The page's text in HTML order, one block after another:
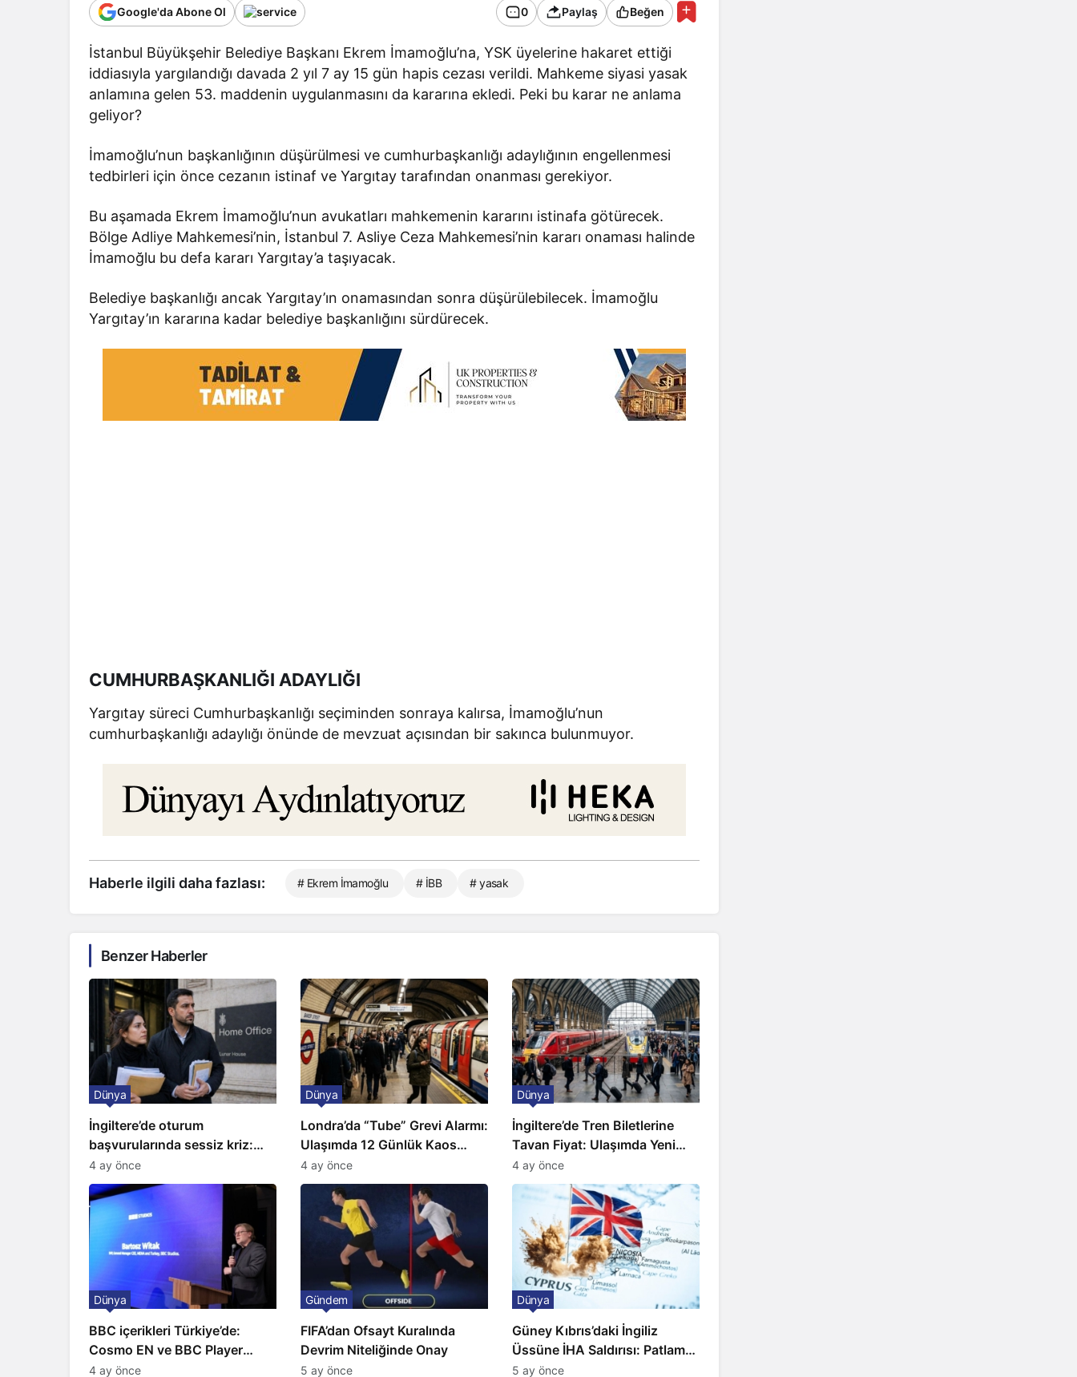
Google'da Abone Ol 0 Paylaş Beğen
İstanbul Büyükşehir Belediye Başkanı Ekrem İmamoğlu’na, YSK üyelerine hakaret ettiği
iddiasıyla yargılandığı davada 2 yıl 7 ay 15 gün hapis cezası verildi. Mahkeme siyasi yasak
anlamına gelen 53. maddenin uygulanmasını da kararına ekledi. Peki bu karar ne anlama
geliyor?
İmamoğlu’nun başkanlığının düşürülmesi ve cumhurbaşkanlığı adaylığının engellenmesi
tedbirleri için önce cezanın istinaf ve Yargıtay tarafından onanması gerekiyor.
Bu aşamada Ekrem İmamoğlu’nun avukatları mahkemenin kararını istinafa götürecek.
Bölge Adliye Mahkemesi’nin, İstanbul 7. Asliye Ceza Mahkemesi’nin kararı onaması halinde
İmamoğlu bu defa kararı Yargıtay’a taşıyacak.
Belediye başkanlığı ancak Yargıtay’ın onamasından sonra düşürülebilecek. İmamoğlu
Yargıtay’ın kararına kadar belediye başkanlığını sürdürecek.
CUMHURBAŞKANLIĞI ADAYLIĞI
Yargıtay süreci Cumhurbaşkanlığı seçiminden sonraya kalırsa, İmamoğlu’nun
cumhurbaşkanlığı adaylığı önünde de mevzuat açısından bir sakınca bulunmuyor.
Haberle ilgili daha fazlası: # Ekrem İmamoğlu # İBB # yasak
Benzer Haberler
İngiltere’de oturum
başvurularında sessiz kriz:
Büyükelçilikten açıklama!
Dünya
4 ay önce
Londra’da “Tube” Grevi Alarmı:
Ulaşımda 12 Günlük Kaos
Kapıda
Dünya
4 ay önce
İngiltere’de Tren Biletlerine
Tavan Fiyat: Ulaşımda Yeni
Düzenleme
Dünya
4 ay önce
BBC içerikleri Türkiye’de:
Cosmo EN ve BBC Player
yayında
Dünya
4 ay önce
FIFA’dan Ofsayt Kuralında
Devrim Niteliğinde Onay
Gündem
5 ay önce
Güney Kıbrıs’daki İngiliz
Üssüne İHA Saldırısı: Patlama,
Sirenler ve Alarm Durumu
Dünya
5 ay önce